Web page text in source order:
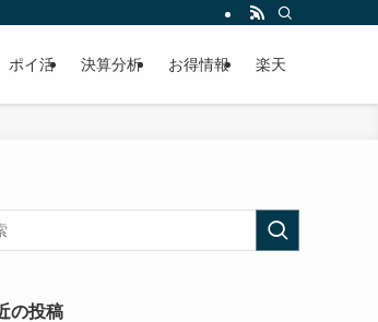
ポイ活 決算分析 お得情報 楽天
の投稿